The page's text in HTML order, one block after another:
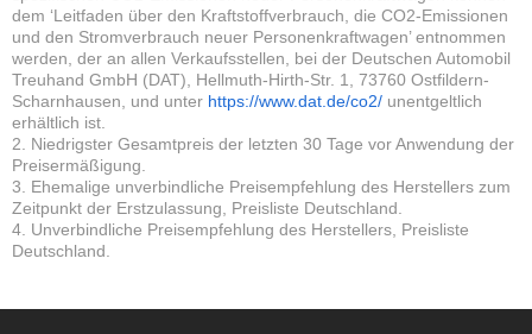
dem ‘Leitfaden über den Kraftstoffverbrauch, die CO2-Emissionen
und den Stromverbrauch neuer Personenkraftwagen’ entnommen
werden, der an allen Verkaufsstellen, bei der Deutschen Automobil
Treuhand GmbH (DAT), Hellmuth-Hirth-Str. 1, 73760 Ostfildern-
Scharnhausen, und unter https://www.dat.de/co2/ unentgeltlich
erhältlich ist.
2. Niedrigster Gesamtpreis der letzten 30 Tage vor Anwendung der
Preisermäßigung.
3. Ehemalige unverbindliche Preisempfehlung des Herstellers zum
Zeitpunkt der Erstzulassung, Preisliste Deutschland.
4. Unverbindliche Preisempfehlung des Herstellers, Preisliste
Deutschland.